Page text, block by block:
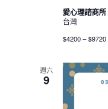
愛心理諮商所
台灣
$4200 – $9720
週六
9